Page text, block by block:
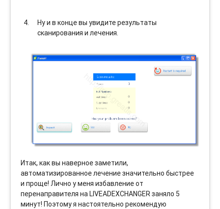
Ну и в конце вы увидите результаты
сканирования и лечения.
Итак, как вы наверное заметили,
автоматизированное лечение значительно быстрее
и проще! Лично у меня избавление от
перенаправителя на LIVEADEXCHANGER заняло 5
минут! Поэтому я настоятельно рекомендую